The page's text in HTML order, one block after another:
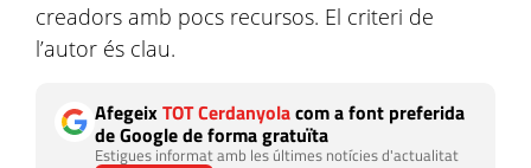
creadors amb pocs recursos. El criteri de
l’autor és clau.
AfegeixTOT Cerdanyolacom a font preferida
de Google de forma gratuïta
Estigues informat amb les últimes notícies d'actualitat